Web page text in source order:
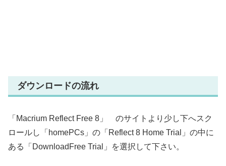
ダウンロードの流れ
「Macrium Reflect Free 8」 のサイトより少し下へスク
ロールし「homePCs」の「Reflect 8 Home Trial」の中に
ある「DownloadFree Trial」を選択して下さい。